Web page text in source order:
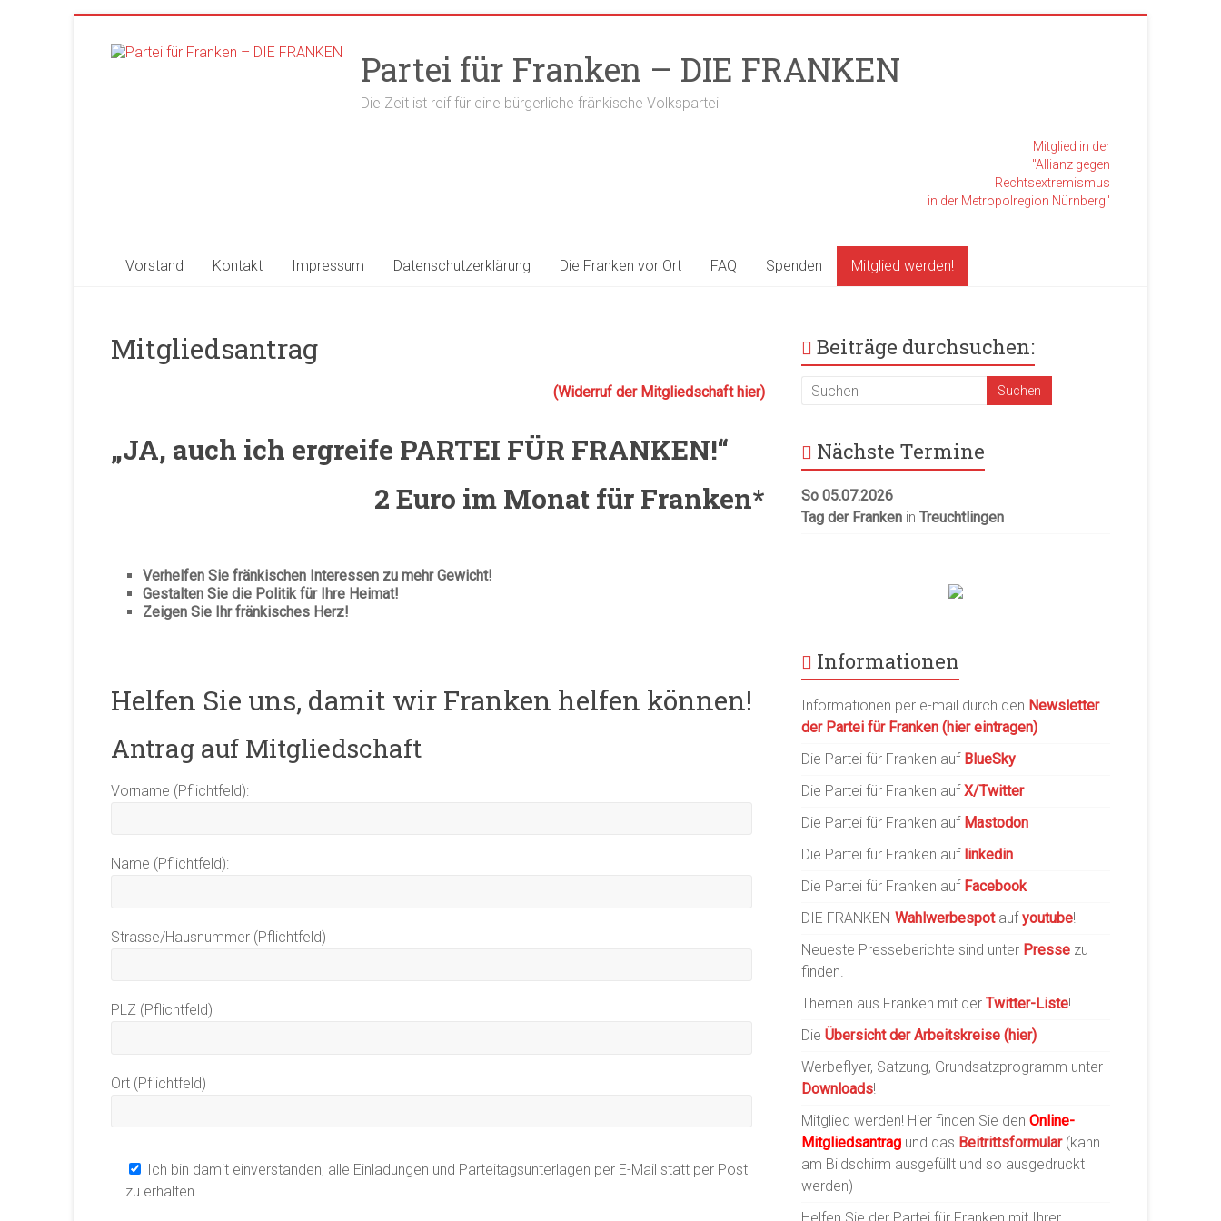
springen
Partei für Franken – DIE FRANKEN
Die Zeit ist reif für eine bürgerliche fränkische Volkspartei
Mitglied in der
"Allianz gegen
Rechtsextremismus
in der Metropolregion Nürnberg"
Vorstand Kontakt Impressum Datenschutzerklärung Die Franken vor Ort FAQ Spenden Mitglied werden!
Mitgliedsantrag
(Widerruf der Mitgliedschaft hier)
„JA, auch ich ergreife PARTEI FÜR FRANKEN!“
2 Euro im Monat für Franken*
Verhelfen Sie fränkischen Interessen zu mehr Gewicht!
Gestalten Sie die Politik für Ihre Heimat!
Zeigen Sie Ihr fränkisches Herz!
Helfen Sie uns, damit wir Franken helfen können!
Antrag auf Mitgliedschaft
Vorname (Pflichtfeld):
Name (Pflichtfeld):
Strasse/Hausnummer (Pflichtfeld)
PLZ (Pflichtfeld)
Ort (Pflichtfeld)
Ich bin damit einverstanden, alle Einladungen und Parteitagsunterlagen per E-Mail statt per Post
zu erhalten.
Beiträge durchsuchen:
Nächste Termine
So 05.07.2026
Tag der Franken inTreuchtlingen
Informationen
Informationen per e-mail durch den Newsletter
der Partei für Franken (hier eintragen)
Die Partei für Franken auf BlueSky
Die Partei für Franken aufX/Twitter
Die Partei für Franken auf Mastodon
Die Partei für Franken auf linkedin
Die Partei für Franken auf Facebook
DIE FRANKEN-Wahlwerbespotaufyoutube!
Neueste Presseberichte sind unter Presse zu
finden.
Themen aus Franken mit derTwitter-Liste!
DieÜbersicht der Arbeitskreise (hier)
Werbeflyer, Satzung, Grundsatzprogramm unter
Downloads!
Mitglied werden! Hier finden Sie denOnline-
Mitgliedsantrag und das Beitrittsformular(kann
am Bildschirm ausgefüllt und so ausgedruckt
werden)